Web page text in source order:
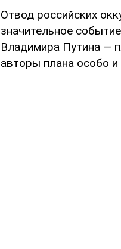
Отвод российских
значительное
Владимира Путина —
авторы плана особо